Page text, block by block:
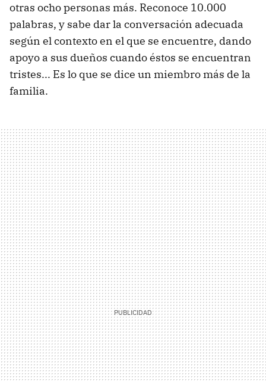
otras ocho personas más. Reconoce 10.000
palabras, y sabe dar la conversación adecuada
según el contexto en el que se encuentre, dando
apoyo a sus dueños cuando éstos se encuentran
tristes... Es lo que se dice un miembro más de la
familia.